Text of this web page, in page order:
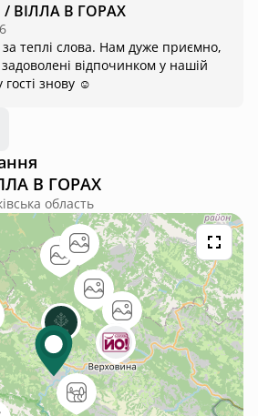
на "колискову". Багато різних
від самої хати і які там
на яких вам пограють.
двори інших хат і перелазити
Villa in MON / ВІЛЛА В ГОРАХ
теплі слова. Нам дуже приємно,
відпочинком у нашій
гості знову ☺️
В ГОРАХ
область